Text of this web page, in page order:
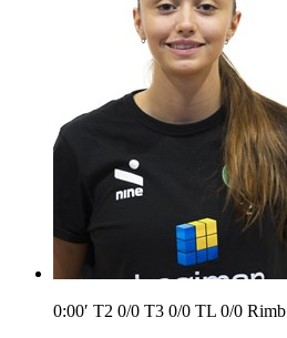
0:00′ T2 0/0 T3 0/0 TL 0/0 Rimb